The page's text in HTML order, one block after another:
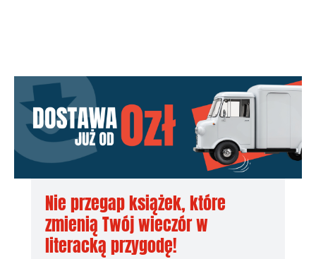
Nie przegap książek, które
zmienią Twój wieczór w
literacką przygodę!